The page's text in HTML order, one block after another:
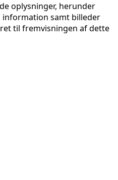
oplysninger, herunder
information samt billeder
til fremvisningen af dette